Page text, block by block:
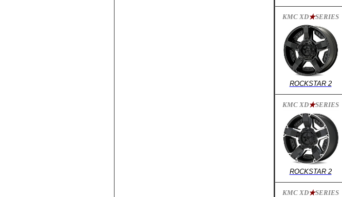
KMC XD★SERIES
ROCKSTAR 2
KMC XD★SERIES
ROCKSTAR 2
KMC XD★SERIES